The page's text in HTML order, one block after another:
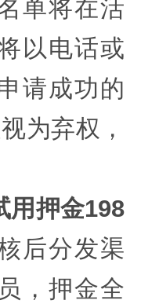
单将在活
以电话或
请成功的
为弃权，
用押金198
后分发渠
，押金全